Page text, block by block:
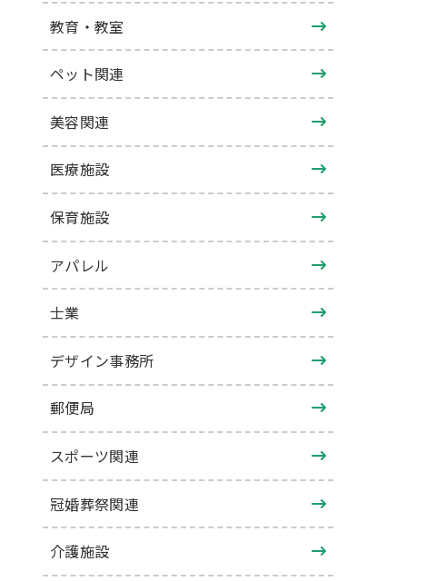
教育・教室
ペット関連
美容関連
医療施設
保育施設
アパレル
士業
デザイン事務所
郵便局
スポーツ関連
冠婚葬祭関連
介護施設